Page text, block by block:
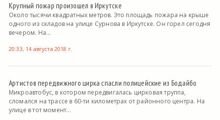
Крупный пожар произошел в Иркутске
Около тысячи квадратных метров. Это площадь пожара на крыше
одного из складов на улице Сурнова в Иркутске. Он горел сегодня
вечером. На...
20:33, 14 августа 2018 г.
Артистов передвижного цирка спасли полицейские из Бодайбо
Микроавтобус, в котором передвигалась цирковая труппа,
сломался на трассе в 60-ти километрах от районного центра. На
улице в тот момент...